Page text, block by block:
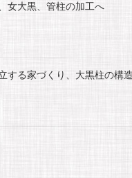
女大黒、管柱の加工へ
する家づくり、大黒柱の構